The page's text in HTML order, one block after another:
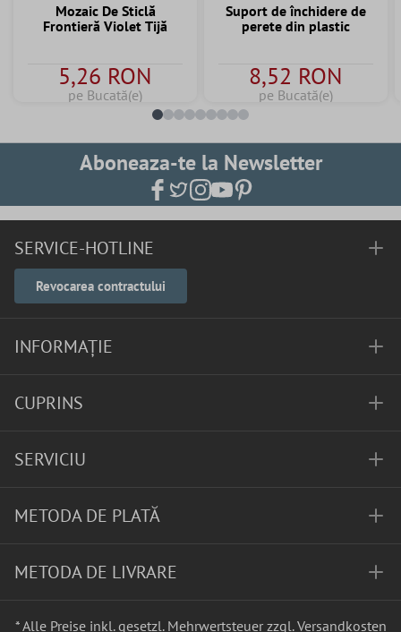
Mozaic De Sticlă
Frontieră Violet Tijă
5,26 RON
pe Bucată(e)
Suport de închidere de
perete din plastic
8,52 RON
pe Bucată(e)
Aboneaza-te la Newsletter
SERVICE-HOTLINE
Revocarea contractului
INFORMAȚIE
CUPRINS
SERVICIU
METODA DE PLATĂ
METODA DE LIVRARE
* Alle Preise inkl. gesetzl. Mehrwertsteuer zzgl.Versandkosten